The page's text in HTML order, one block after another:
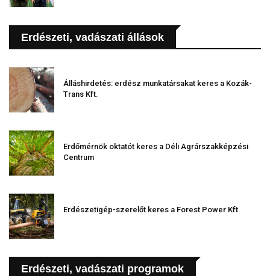
Erdészeti, vadászati állások
Álláshirdetés: erdész munkatársakat keres a Kozák-
Trans Kft.
Erdőmérnök oktatót keres a Déli Agrárszakképzési
Centrum
Erdészetigép-szerelőt keres a Forest Power Kft.
Erdészeti, vadászati programok